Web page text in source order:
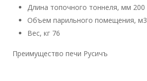
Длина топочного тоннеля, мм 200
Объем парильного помещения, м3
Вес, кг 76
Преимущество печи Русичъ